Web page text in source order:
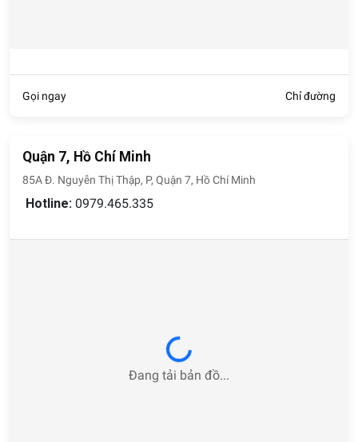
Gọi ngay Chỉ đường
Quận 7, Hồ Chí Minh
85A Đ. Nguyễn Thị Thập, P, Quận 7, Hồ Chí Minh
Hotline: 0979.465.335
Loading...
Đang tải bản đồ...